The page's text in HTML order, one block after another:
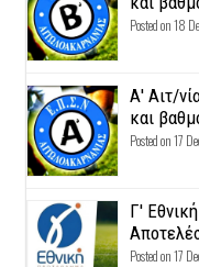
Posted on 18
Α' Αιτ/
και
Posted on 17
Γ'
Posted on 17